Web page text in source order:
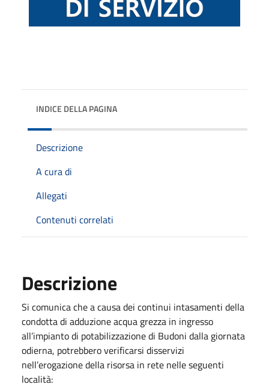
INDICE DELLA PAGINA
Descrizione
A cura di
Allegati
Contenuti correlati
Descrizione
Si comunica che a causa dei continui intasamenti della
condotta di adduzione acqua grezza in ingresso
all’impianto di potabilizzazione di Budoni dalla giornata
odierna, potrebbero verificarsi disservizi
nell’erogazione della risorsa in rete nelle seguenti
località: